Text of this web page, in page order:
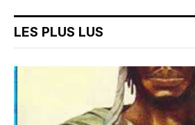
LES PLUS LUS